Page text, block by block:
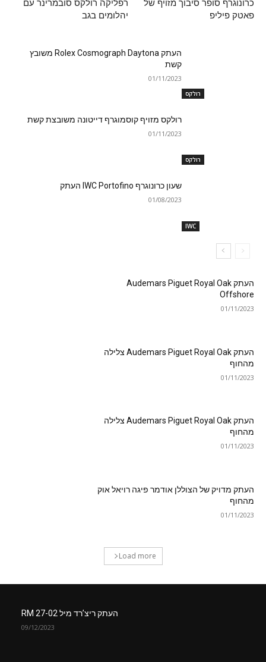
רפליקה רולקס סובמרינר עם
יהלומים בגב
כרונוגרף סופר סיבוך מזויף של
פאטק פיליפ
רולקס
העתק Rolex Cosmograph Daytona משובץ
קשת
01/11/2023
רולקס
רולקס מזויף קוסמוגרף דייטונה משובצת קשת
01/11/2023
IWC
שעון כרונוגרף IWC Portofino העתק
01/08/2023
העתק Audemars Piguet Royal Oak
Offshore
01/11/2023
העתק Audemars Piguet Royal Oak צלילה
מהחוף
01/11/2023
העתק Audemars Piguet Royal Oak צלילה
מהחוף
01/11/2023
העתק מדויק של הצוללן אודמר פיגה רויאל אוק
מהחוף
01/11/2023
Load more
העתק ריצ’רד מיל RM 27-02
09/12/2023